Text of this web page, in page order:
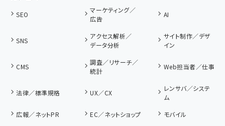
SEO
マーケティング／
広告
AI
SNS
アクセス解析／
データ分析
サイト制作／デザ
イン
CMS
調査／リサーチ／
統計
Web担当者／仕事
法律／標準規格 UX／CX
レンサバ／システ
ム
広報／ネットPR
EC／ネットショップ
モバイル